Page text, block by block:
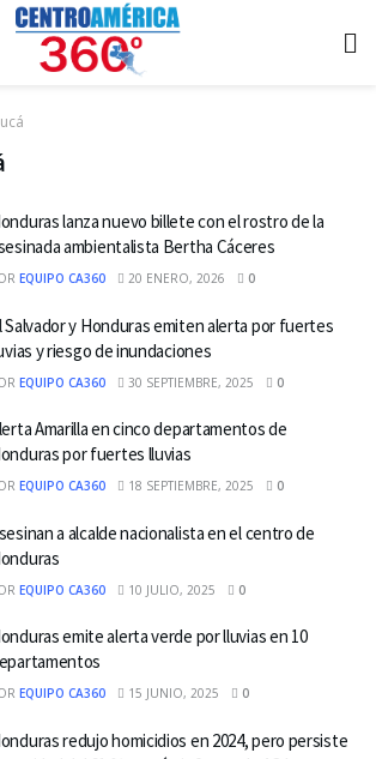
lanza nuevo billete con el rostro de la
ambientalista Bertha Cáceres
EQUIPO CA360 20 ENERO, 2026 0
Salvador y Honduras emiten alerta por fuertes
y riesgo de inundaciones
EQUIPO CA360 30 SEPTIEMBRE, 2025 0
Amarilla en cinco departamentos de
por fuertes lluvias
EQUIPO CA360 18 SEPTIEMBRE, 2025 0
a alcalde nacionalista en el centro de
EQUIPO CA360 10 JULIO, 2025 0
emite alerta verde por lluvias en 10
EQUIPO CA360 15 JUNIO, 2025 0
redujo homicidios en 2024, pero persiste